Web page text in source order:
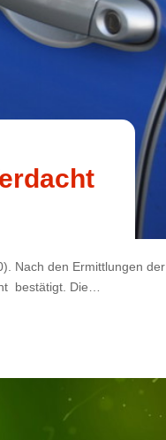
Nach den Ermittlungen der
bestätigt. Die…